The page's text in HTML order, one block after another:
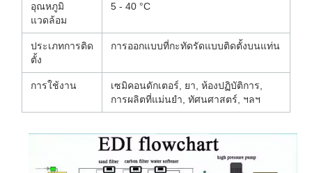
อุณหภูมิ
แวดล้อม
5 - 40 °C
ประเภทการติด
ตั้ง
การออกแบบที่กะทัดรัดแบบติดตั้งบนแท่น
การใช้งาน
เซมิคอนดักเตอร์, ยา, ห้องปฏิบัติการ,
การผลิตที่แม่นยำ, ทัศนศาสตร์, ฯลฯ